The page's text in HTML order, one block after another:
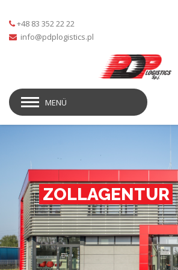
+48 83 352 22 22
MENÜ
ZOLLAGENTUR